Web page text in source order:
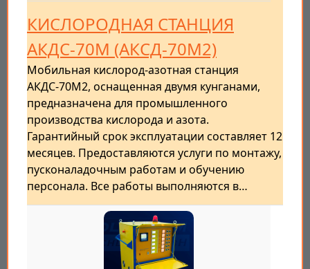
КИСЛОРОДНАЯ СТАНЦИЯ
АКДС-70М (АКСД-70М2)
Мобильная кислород-азотная станция
АКДС-70М2, оснащенная двумя кунганами,
предназначена для промышленного
производства кислорода и азота.
Гарантийный срок эксплуатации составляет 12
месяцев. Предоставляются услуги по монтажу,
пусконаладочным работам и обучению
персонала. Все работы выполняются в…